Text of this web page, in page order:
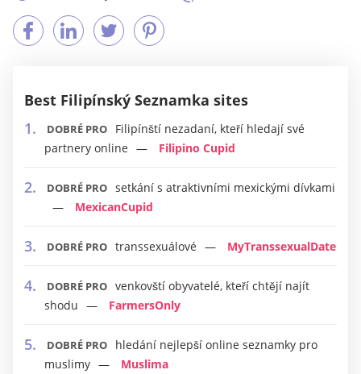
Best Filipínský Seznamka sites
DOBRÉ PRO
Filipínští nezadaní, kteří hledají své
partnery online
Filipino Cupid
DOBRÉ PRO setkání s atraktivními mexickými dívkami
MexicanCupid
DOBRÉ PRO transsexuálové MyTranssexualDate
DOBRÉ PRO venkovští obyvatelé, kteří chtějí najít
shodu
FarmersOnly
DOBRÉ PRO
hledání nejlepší online seznamky pro
muslimy
Muslima